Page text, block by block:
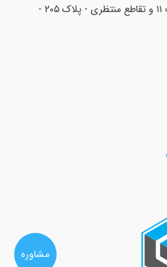
مشاوره
مشهد - بلوار بعثت - بین بعثت ۱۱ و تقاطع منتظری - پلاک ۲۰۵ -